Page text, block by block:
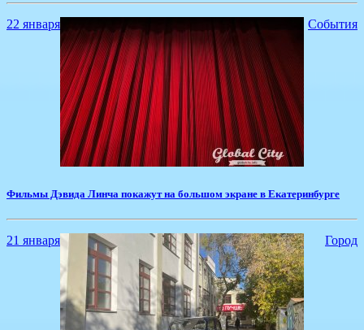
22 января События
​Фильмы Дэвида Линча покажут на большом экране в Екатеринбурге
21 января Город